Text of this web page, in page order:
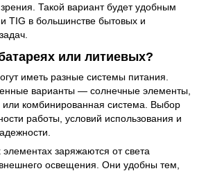
Такой вариант будет удобным
TIG в большинстве бытовых и
или литиевых?
иметь разные системы питания.
варианты — солнечные элементы,
или комбинированная система. Выбор
работы, условий использования и
заряжаются от света
освещения. Они удобны тем,